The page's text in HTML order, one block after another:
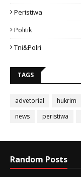
Peristiwa
Politik
Tni&polri
TAGS
advetorial hukrim
news
peristiwa
Random Posts